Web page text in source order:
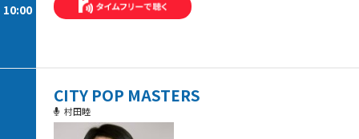
10:00
CITY POP MASTERS
村田睦